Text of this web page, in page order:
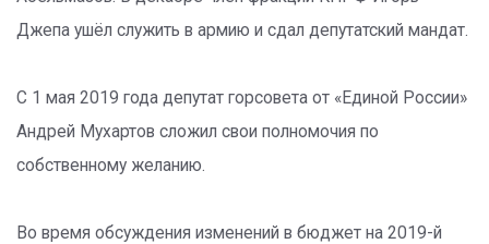
Джепа ушёл служить в армию и сдал депутатский мандат.
С 1 мая 2019 года депутат горсовета от «Единой России»
Андрей Мухартов сложил свои полномочия по
собственному желанию.
Во время обсуждения изменений в бюджет на 2019-й